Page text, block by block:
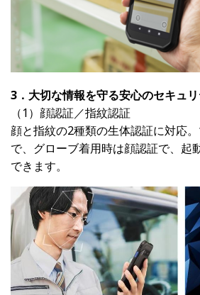
3．大切な情報を守る安心のセキュ
（1）顔認証／指紋認証
顔と指紋の2種類の生体認証に対応
で、グローブ着用時は顔認証で、起
できます。